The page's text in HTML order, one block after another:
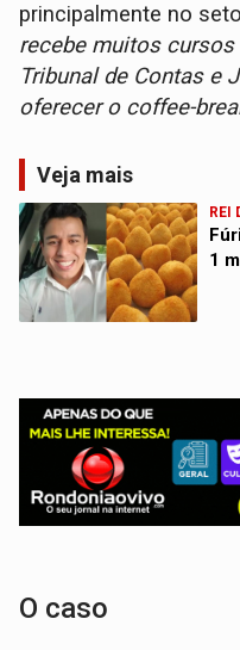
principalmente no
recebe muitos
Tribunal de Contas e
oferecer o coffee-
Veja mais
REI
1
O caso